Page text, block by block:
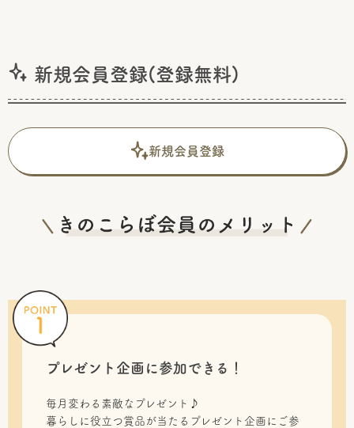
新規会員登録(登録無料)
新規会員登録
プレゼント企画に参加できる！
毎月変わる素敵なプレゼント♪
暮らしに役立つ賞品が当たるプレゼント企画にご参